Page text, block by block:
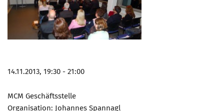
14.11.2013, 19:30 - 21:00
MCM Geschäftsstelle
Organisation: Johannes Spannagl